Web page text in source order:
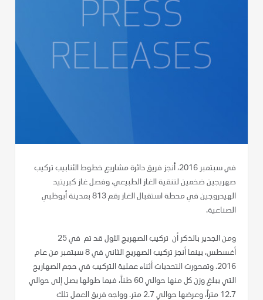
في سبتمبر 2016، أنجز فريق دائرة مشاريع خطوط الأنابيب تركيب
صهريجين ضخمين لتنقية الغاز الطبيعي، وفصل غاز كبريتيد
الهيدروجين في محطة استقبال الغاز رقم 813 بمدينة أبوظبي
الصناعية.
ومن الجدير بالذكر أن تركيب الصهريج الأول قد تم في 25
أغسطس، بينما أنجز تركيب الصهريج الثاني في 8 سبتمبر من عام
2016. وتمحورت التحديات أثناء عملية التركيب في حجم الصهاريج
التي يبلغ وزن كل منها حوالي 60 طناً، فيما طولها يصل إلى حوالي
12.7 متراً، وعرضها حوالي 2.7 متر. وواجه فريق العمل تلك